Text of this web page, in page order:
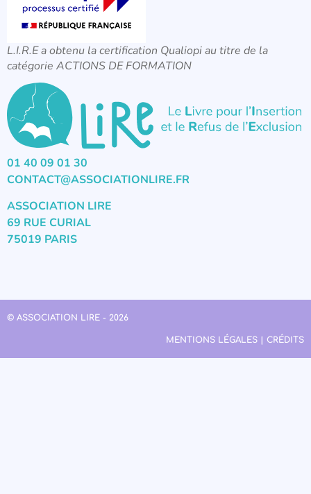
L.I.R.E a obtenu la certification Qualiopi au titre de la
catégorie ACTIONS DE FORMATION
01 40 09 01 30
CONTACT@ASSOCIATIONLIRE.FR
ASSOCIATION LIRE
69 RUE CURIAL
75019 PARIS
© ASSOCIATION LIRE - 2026
MENTIONS LÉGALES | CRÉDITS